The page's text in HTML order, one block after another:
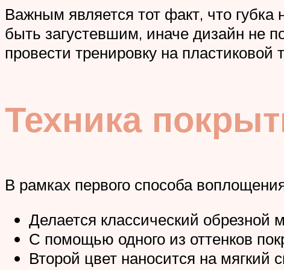
Важным является тот факт, что
быть загустевшим, иначе дизайн не
провести тренировку на пластиковой
Техника
В рамках первого способа
Делается классический обрезной
С помощью одного из оттенков
Второй цвет наносится на мягкий